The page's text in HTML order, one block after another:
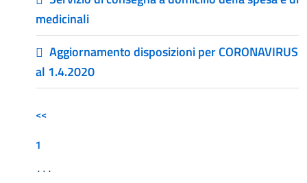
medicinali
Aggiornamento disposizioni per CORONAVIRUS
al 1.4.2020
<<
1
...